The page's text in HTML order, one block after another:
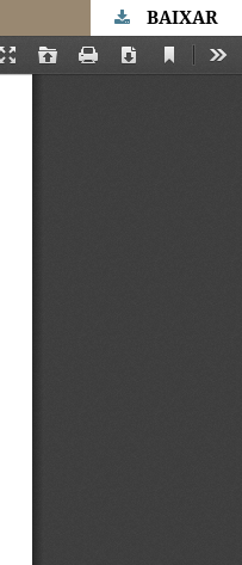
BAIXAR